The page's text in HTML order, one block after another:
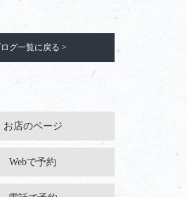
グ一覧に戻る >
お店のページ
Webで予約